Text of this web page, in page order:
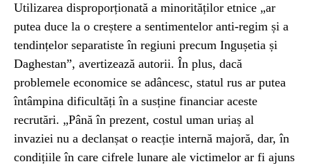
Utilizarea disproporționată a minorităților etnice „ar
putea duce la o creștere a sentimentelor anti-regim și a
tendințelor separatiste în regiuni precum Ingușetia și
Daghestan”, avertizează autorii. În plus, dacă
problemele economice se adâncesc, statul rus ar putea
întâmpina dificultăți în a susține financiar aceste
recrutări. „Până în prezent, costul uman uriaș al
invaziei nu a declanșat o reacție internă majoră, dar, în
condițiile în care cifrele lunare ale victimelor ar fi ajuns